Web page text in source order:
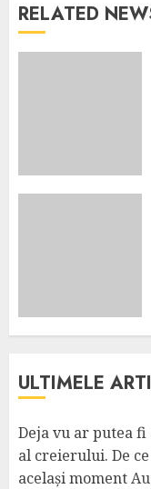
RELATED
ULTIMELE
Deja vu ar putea fi
al creierului. De
același moment